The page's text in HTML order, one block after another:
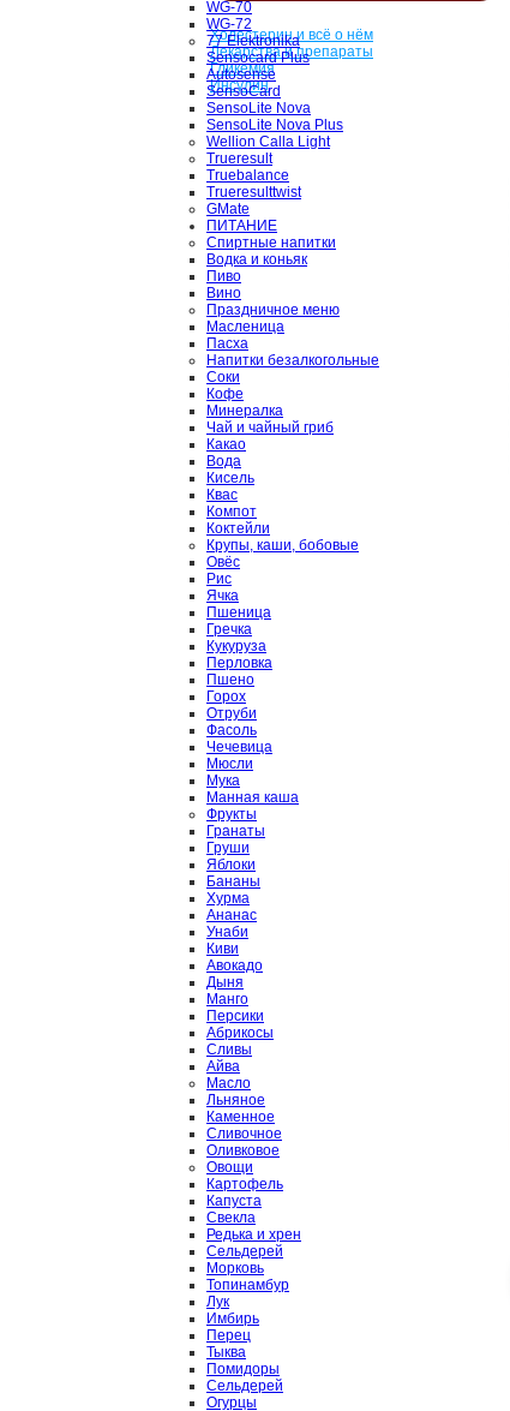
WG-70
WG-72
77 Elektronika
Sensocard Plus
Autosense
SensoCard
SensoLite Nova
SensoLite Nova Plus
Wellion Calla Light
Trueresult
Truebalance
Trueresulttwist
GMate
ПИТАНИЕ
Спиртные напитки
Водка и коньяк
Пиво
Вино
Праздничное меню
Масленица
Пасха
Напитки безалкогольные
Соки
Кофе
Минералка
Чай и чайный гриб
Какао
Вода
Кисель
Квас
Компот
Коктейли
Крупы, каши, бобовые
Овёс
Рис
Ячка
Пшеница
Гречка
Кукуруза
Перловка
Пшено
Горох
Отруби
Фасоль
Чечевица
Мюсли
Мука
Манная каша
Фрукты
Гранаты
Груши
Яблоки
Бананы
Хурма
Ананас
Унаби
Киви
Авокадо
Дыня
Манго
Персики
Абрикосы
Сливы
Айва
Масло
Льняное
Каменное
Сливочное
Оливковое
Овощи
Картофель
Капуста
Свекла
Редька и хрен
Сельдерей
Морковь
Топинамбур
Лук
Имбирь
Перец
Тыква
Помидоры
Сельдерей
Огурцы
Холестерин и всё о нём
Лекарства и препараты
Гликемия
Инсулин